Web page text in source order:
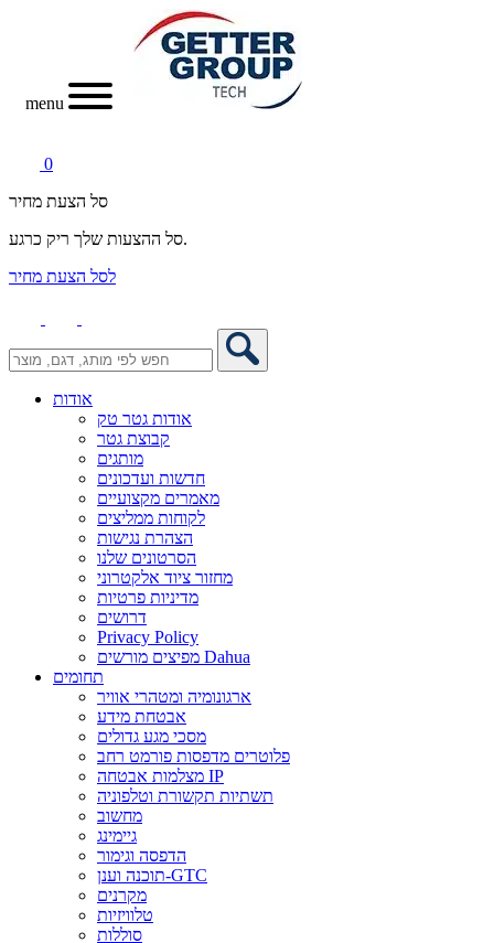
menu
0
סל הצעת מחיר
סל ההצעות שלך ריק כרגע.
לסל הצעת מחיר
אודות
אודות גטר טק
קבוצת גטר
מותגים
חדשות ועדכונים
מאמרים מקצועיים
לקוחות ממליצים
הצהרת נגישות
הסרטונים שלנו
מחזור ציוד אלקטרוני
מדיניות פרטיות
דרושים
Privacy Policy
מפיצים מורשים Dahua
תחומים
ארגונומיה ומטהרי אוויר
אבטחת מידע
מסכי מגע גדולים
פלוטרים מדפסות פורמט רחב
מצלמות אבטחה IP
תשתיות תקשורת וטלפוניה
מחשוב
גיימינג
הדפסה וגימור
תוכנה וענן-GTC
מקרנים
טלוויזיות
סוללות